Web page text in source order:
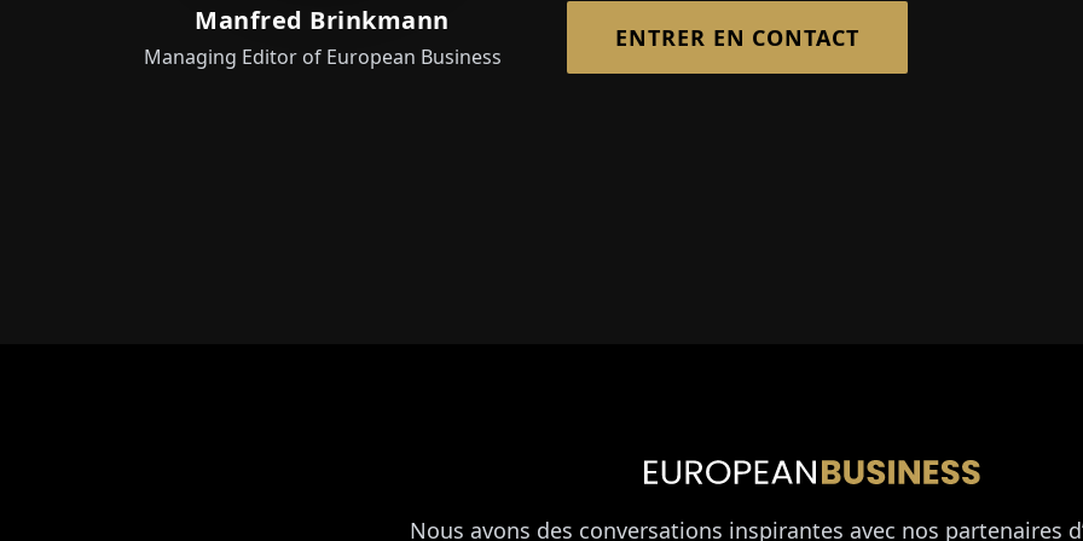
Manfred Brinkmann
Managing Editor of European Business
ENTRER EN CONTACT
Nous avons des conversations inspirantes avec nos partenaires